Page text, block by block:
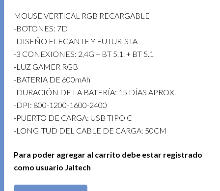
MOUSE VERTICAL RGB RECARGABLE
-BOTONES: 7D
-DISEÑO ELEGANTE Y FUTURISTA
-3 CONEXIONES: 2,4G + BT 5.1. + BT 5.1
-LUZ GAMER RGB
-BATERIA DE 600mAh
-DURACIÓN DE LA BATERÍA: 15 DÍAS APROX.
-DPI: 800-1200-1600-2400
-PUERTO DE CARGA: USB TIPO C
-LONGITUD DEL CABLE DE CARGA: 50CM
Para poder agregar al carrito debe estar registrado
como usuario Jaltech